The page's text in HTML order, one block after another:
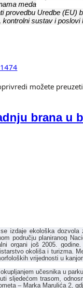
meda
Uredbe (EU)
sustav i
možete preuzeti
brana u
izdaje ekološka
području p laniranog
organi još 2005.
okoliša i turizma.
vrijednosti u
učesnika u
sljedećom trasom,
– Marka Marulića 2,